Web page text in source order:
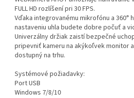
FULL HD rozlíšení pri 30 FPS.
Vďaka integrovanému mikrofónu a 360°
nastaveniu uhla budete dobre počuť a
Univerzálny držiak zaistí bezpečné
pripevniť kameru na akýkoľvek monitor
dostupný na trhu.
Systémové požiadavky:
Port USB
Windows 7/8/10